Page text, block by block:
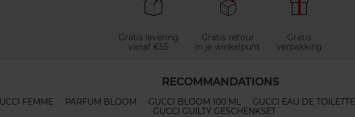
Gratis levering
vanaf €55
Gratis retour
in je winkelpunt
Gratis
verpakking
RECOMMANDATIONS
FEMME PARFUM BLOOM GUCCI BLOOM 100 ML GUCCI EAU DE TOILETTE
GUCCI GUILTY GESCHENKSET